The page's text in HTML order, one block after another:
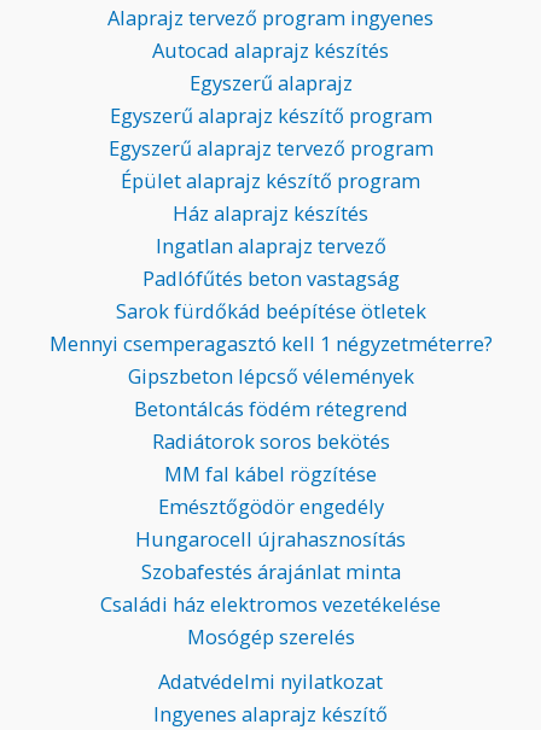
Alaprajz tervező program ingyenes
Autocad alaprajz készítés
Egyszerű alaprajz
Egyszerű alaprajz készítő program
Egyszerű alaprajz tervező program
Épület alaprajz készítő program
Ház alaprajz készítés
Ingatlan alaprajz tervező
Padlófűtés beton vastagság
Sarok fürdőkád beépítése ötletek
Mennyi csemperagasztó kell 1 négyzetméterre?
Gipszbeton lépcső vélemények
Betontálcás födém rétegrend
Radiátorok soros bekötés
MM fal kábel rögzítése
Emésztőgödör engedély
Hungarocell újrahasznosítás
Szobafestés árajánlat minta
Családi ház elektromos vezetékelése
Mosógép szerelés
Adatvédelmi nyilatkozat
Ingyenes alaprajz készítő